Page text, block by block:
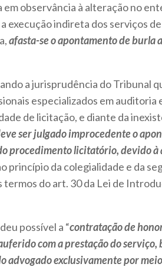
em observância à alteração no
execução indireta dos serviços
afasta-se o apontamento de
a jurisprudência do Tribunal
especializados em auditoria
de licitação, e diante da
ser julgado improcedente o
procedimento licitatório, devido à
princípio da colegialidade e da
do art. 30 da Lei de
possível a “contratação de
com a prestação do serviço,
advogado exclusivamente por